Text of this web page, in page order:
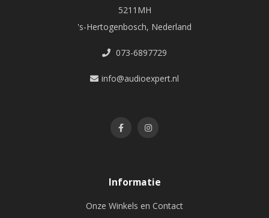
5211MH
's-Hertogenbosch, Nederland
073-6897729
info@audioexpert.nl
Informatie
Onze Winkels en Contact